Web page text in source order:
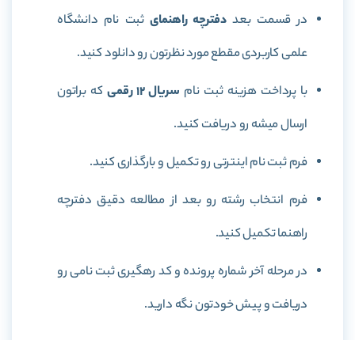
در قسمت بعددفترچه راهنمایثبت نام دانشگاه
علمی کاربردی مقطع مورد نظرتون رو دانلود کنید.
با پرداخت هزینه ثبت نام سریال 12 رقمی
که براتون
ارسال میشه رو دریافت کنید.
فرم ثبت نام اینترتی رو تکمیل و بارگذاری کنید.
فرم انتخاب رشته رو بعد از مطالعه دقیق دفترچه
راهنما تکمیل کنید.
در مرحله آخر شماره پرونده و کد رهگیری ثبت نامی رو
دریافت و پیش خودتون نگه دارید.